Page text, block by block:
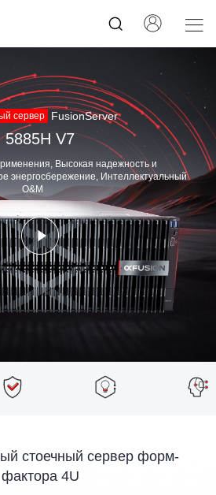
сервер FusionServer
5885H V7
Высокая надежность и
энергосбережение, Интеллектуальный
O&M
стоечный сервер форм-
фактора 4U